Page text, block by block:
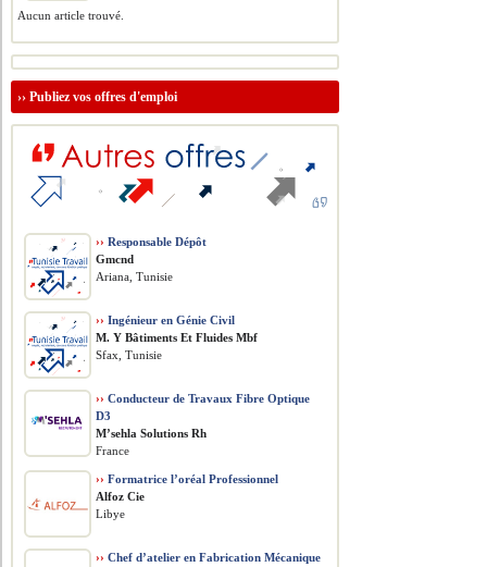
Aucun article trouvé.
››Publiez vos offres d'emploi
›› Responsable Dépôt
Gmcnd
Ariana, Tunisie
›› Ingénieur en Génie Civil
M. Y Bâtiments Et Fluides Mbf
Sfax, Tunisie
›› Conducteur de Travaux Fibre Optique
D3
M’sehla Solutions Rh
France
›› Formatrice l’oréal Professionnel
Alfoz Cie
Libye
›› Chef d’atelier en Fabrication Mécanique